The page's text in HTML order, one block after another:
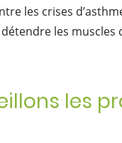
les crises
les
les